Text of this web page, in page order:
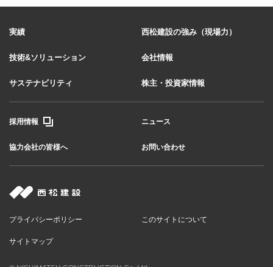
実績 西松建設の強み（現場力）
技術&ソリューション 会社情報
サステナビリティ 株主・投資家情報
採用情報 ニュース
協力会社の皆様へ お問い合わせ
プライバシーポリシー このサイトについて
サイトマップ